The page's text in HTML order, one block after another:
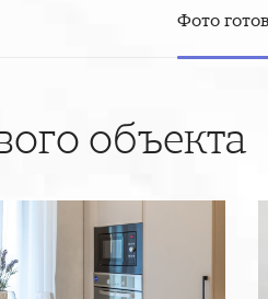
Фото
объекта